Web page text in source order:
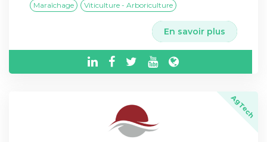
Maraîchage
Viticulture - Arboriculture
En savoir plus
AgTech